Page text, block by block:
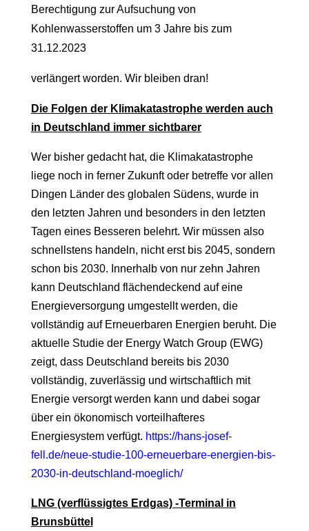
Berechtigung zur Aufsuchung von
Kohlenwasserstoffen um 3 Jahre bis zum
31.12.2023
verlängert worden. Wir bleiben dran!
Die Folgen der Klimakatastrophe werden auch
in Deutschland immer sichtbarer
Wer bisher gedacht hat, die Klimakatastrophe
liege noch in ferner Zukunft oder betreffe vor allen
Dingen Länder des globalen Südens, wurde in
den letzten Jahren und besonders in den letzten
Tagen eines Besseren belehrt. Wir müssen also
schnellstens handeln, nicht erst bis 2045, sondern
schon bis 2030. Innerhalb von nur zehn Jahren
kann Deutschland flächendeckend auf eine
Energieversorgung umgestellt werden, die
vollständig auf Erneuerbaren Energien beruht. Die
aktuelle Studieder Energy Watch Group (EWG)
zeigt, dass Deutschland bereits bis 2030
vollständig, zuverlässig und wirtschaftlich mit
Energie versorgt werden kann und dabei sogar
über ein ökonomisch vorteilhafteres
Energiesystem verfügt. https://hans-josef-
fell.de/neue-studie-100-erneuerbare-energien-bis-
2030-in-deutschland-moeglich/
LNG (verflüssigtes Erdgas) -Terminal in
Brunsbüttel